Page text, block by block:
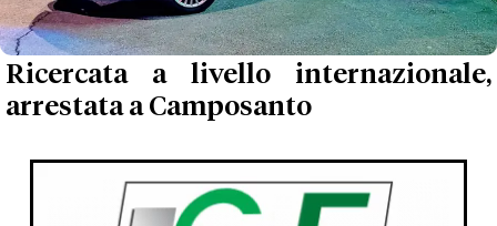
Ricercata a livello internazionale,
arrestata a Camposanto